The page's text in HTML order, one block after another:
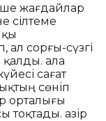
жағдайлар
сілтеме
ал сорғы-сүзгі
Қала
сағат
сөніп
орталығы
Қазір